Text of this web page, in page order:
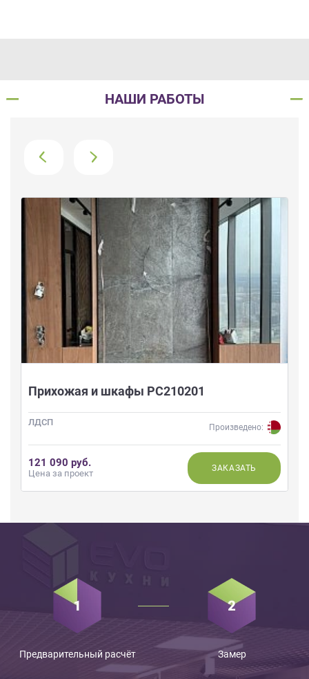
НАШИ РАБОТЫ
Прихожая и шкафы РС210201
ЛДСП Произведено:
121 090 руб.
Цена за проект ЗАКАЗАТЬ
Предварительный расчёт Замер